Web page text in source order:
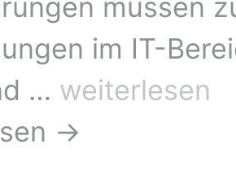
müssen
im IT-
…
Reibungsloser
IT-
erfordert
Strukturierung
weiterlesen
→